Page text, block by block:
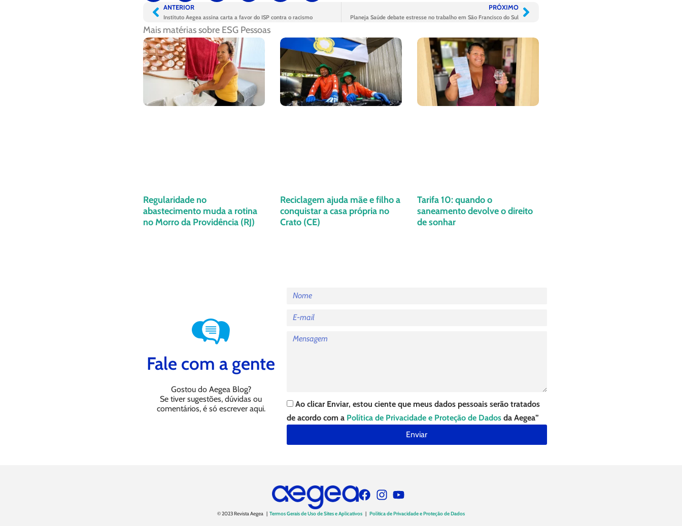
ANTERIOR
Instituto Aegea assina carta a favor do ISP contra o racismo
PRÓXIMO
Planeja Saúde debate estresse no trabalho em São Francisco do Sul
Mais matérias sobre ESG Pessoas
Regularidade no
abastecimento muda a rotina
no Morro da Providência (RJ)
Reciclagem ajuda mãe e filho a
conquistar a casa própria no
Crato (CE)
Tarifa 10: quando o
saneamento devolve o direito
de sonhar
Fale com a gente
Gostou do Aegea Blog?
Se tiver sugestões, dúvidas ou
comentários, é só escrever aqui.
Ao clicar Enviar, estou ciente que meus dados pessoais serão tratados
de acordo com a Política de Privacidade e Proteção de Dadosda Aegea”
Enviar
© 2023 Revista Aegea | Termos Gerais de Uso de Sites e Aplicativos | Política de Privacidade e Proteção de Dados